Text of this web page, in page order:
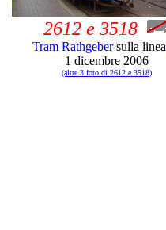
2612 e 3518
Tram Rathgebersulla linea
1 dicembre 2006
(altre 3 foto di 2612 e 3518)